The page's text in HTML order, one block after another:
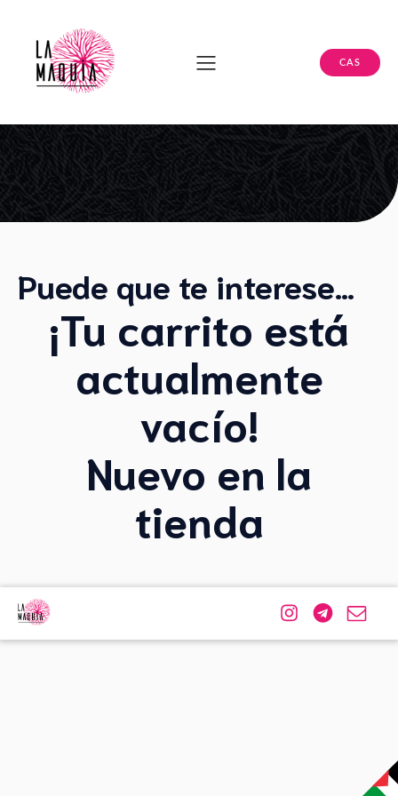
CAS
Puede que te interese…
¡Tu carrito está
actualmente
vacío!
Nuevo en la
tienda